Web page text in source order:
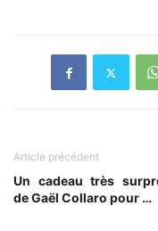
Article précédent
Un cadeau très
de Gaël Collaro pour …